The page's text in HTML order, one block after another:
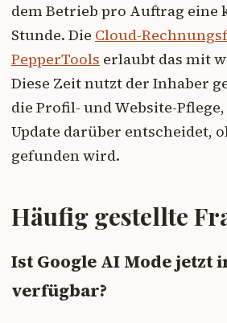
dem Betrieb pro Auftrag eine
Stunde. Die Cloud-
PepperTools erlaubt das mit
Diese Zeit nutzt der Inhaber
die Profil- und Website-
Update darüber entscheidet,
gefunden wird.
Häufig gestellte
Ist Google AI Mode jetzt
verfügbar?